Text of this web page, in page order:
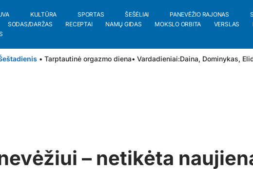
KULTŪRA SPORTAS ŠEŠĖLIAI PANEVĖŽIO RAJONAS
SODAS/DARŽAS RECEPTAI NAMŲ GIDAS MOKSLO ORBITA VERSLAS
• Tarptautinė orgazmo diena• Vardadieniai:Daina, Dominykas,
– netikėta